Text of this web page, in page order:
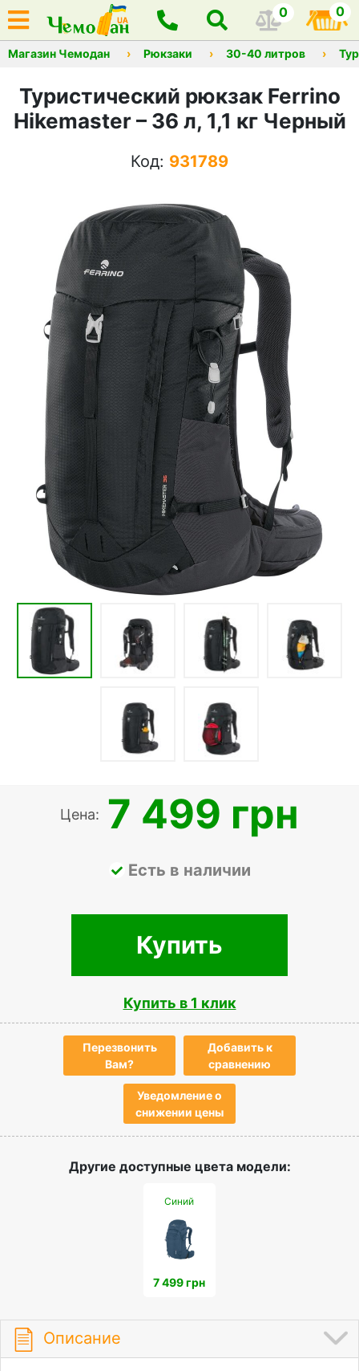
0 0
Магазин Чемодан Рюкзаки 30-40 литров
Туристический рюкзак Ferrino
Hikemaster – 36 л, 1,1 кг Черный
Код: 931789
Цена: 7 499 грн
Есть в наличии
Купить
Купить в 1 клик
Перезвонить
Вам?
Добавить к
сравнению
Уведомление о
снижении цены
Другие доступные цвета модели:
Синий
7 499 грн
Описание